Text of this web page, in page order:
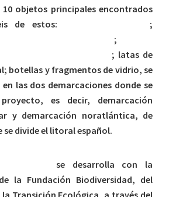
10 objetos principales encontrados
de estos:
;
;
; latas de
botellas y fragmentos de vidrio, se
las dos demarcaciones donde se
es decir, demarcación
y demarcación noratlántica, de
se divide el litoral español.
se desarrolla con la
la Fundación Biodiversidad, del